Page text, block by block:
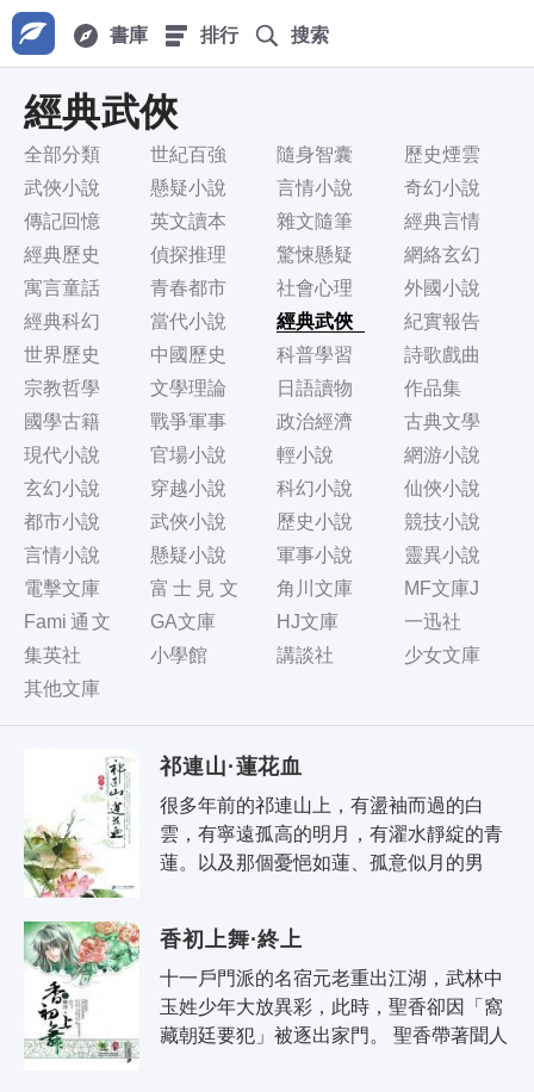
書庫 排行 搜索
經典武俠
全部分類 世紀百強 隨身智囊
歷史煙雲
武俠小說
懸疑小說 言情小說
奇幻小說
傳記回憶
英文讀本 雜文隨筆
經典言情
經典歷史
偵探推理 驚悚懸疑
網絡玄幻
寓言童話
青春都市 社會心理
外國小說
經典科幻
當代小說 經典武俠
紀實報告
世界歷史
中國歷史 科普學習
詩歌戲曲
宗教哲學
文學理論 日語讀物
作品集
國學古籍
戰爭軍事 政治經濟
古典文學
現代小說
官場小說 輕小說
網游小說
玄幻小說
穿越小說 科幻小說
仙俠小說
都市小說
武俠小說 歷史小說
競技小說
言情小說
懸疑小說 軍事小說
靈異小說
電擊文庫
富士見文
庫
角川文庫
MF文庫J
Fami通文
庫
GA文庫 HJ文庫
一迅社
集英社
小學館 講談社
少女文庫
其他文庫
祁連山·蓮花血
很多年前的祁連山上，有盪袖而過的白
雲，有寧遠孤高的明月，有濯水靜綻的青
蓮。以及那個憂悒如蓮、孤意似月的男
殘..
香初上舞·終上
十一戶門派的名宿元老重出江湖，武林中
玉姓少年大放異彩，此時，聖香卻因「窩
藏朝廷要犯」被逐出家門。 聖香帶著聞人